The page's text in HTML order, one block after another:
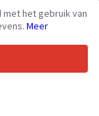
het gebruik van
Meer